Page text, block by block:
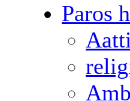
Paros